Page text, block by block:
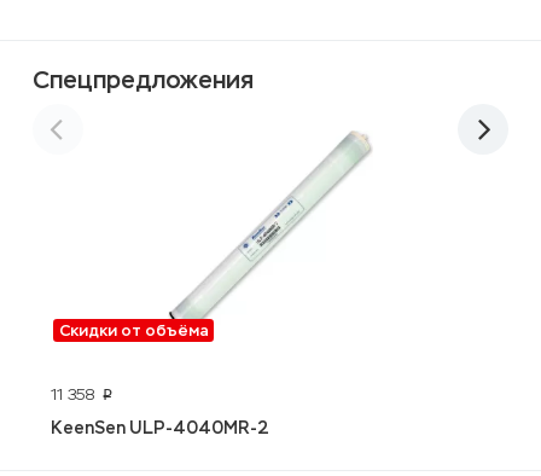
Спецпредложения
Скидки от объёма
11 358 p
KeenSen ULP-4040MR-2